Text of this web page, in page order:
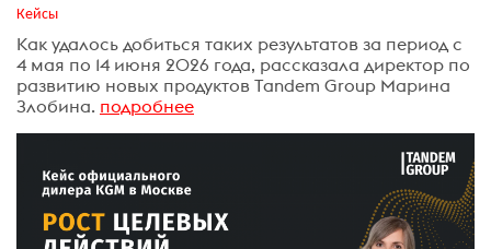
Кейсы
Как удалось добиться таких результатов за период с
4 мая по 14 июня 2026 года, рассказала директор по
развитию новых продуктов Tandem Group Марина
Злобина. подробнее